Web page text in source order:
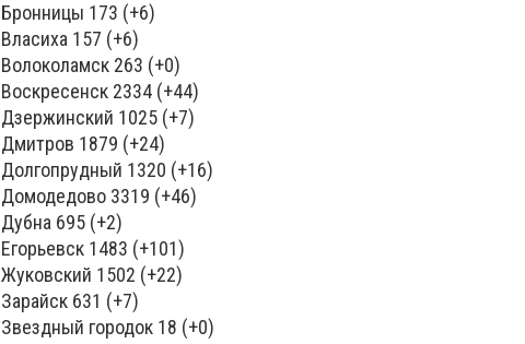
Бронницы 173 (+6)
Власиха 157 (+6)
Волоколамск 263 (+0)
Воскресенск 2334 (+44)
Дзержинский 1025 (+7)
Дмитров 1879 (+24)
Долгопрудный 1320 (+16)
Домодедово 3319 (+46)
Дубна 695 (+2)
Егорьевск 1483 (+101)
Жуковский 1502 (+22)
Зарайск 631 (+7)
Звездный городок 18 (+0)